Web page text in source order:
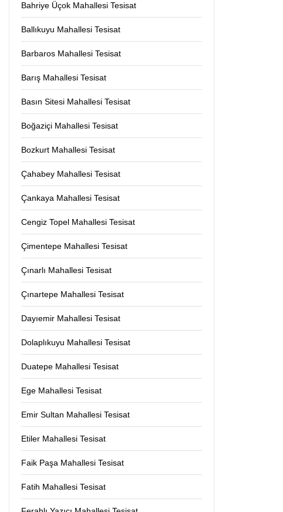
Bahriye Üçok Mahallesi Tesisat
Ballıkuyu Mahallesi Tesisat
Barbaros Mahallesi Tesisat
Barış Mahallesi Tesisat
Basın Sitesi Mahallesi Tesisat
Boğaziçi Mahallesi Tesisat
Bozkurt Mahallesi Tesisat
Çahabey Mahallesi Tesisat
Çankaya Mahallesi Tesisat
Cengiz Topel Mahallesi Tesisat
Çimentepe Mahallesi Tesisat
Çınarlı Mahallesi Tesisat
Çınartepe Mahallesi Tesisat
Dayıemir Mahallesi Tesisat
Dolaplıkuyu Mahallesi Tesisat
Duatepe Mahallesi Tesisat
Ege Mahallesi Tesisat
Emir Sultan Mahallesi Tesisat
Etiler Mahallesi Tesisat
Faik Paşa Mahallesi Tesisat
Fatih Mahallesi Tesisat